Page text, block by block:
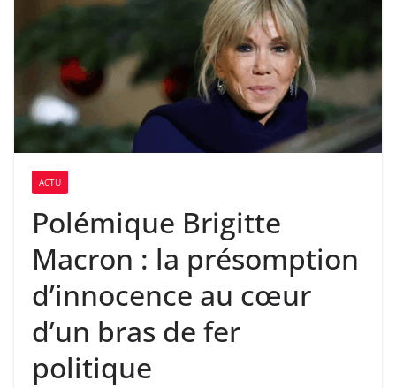
ACTU
Polémique Brigitte
Macron : la présomption
d’innocence au cœur
d’un bras de fer
politique